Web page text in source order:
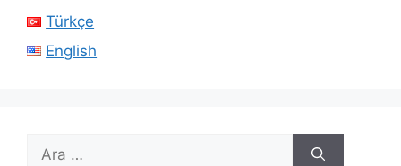
Türkçe
English
için